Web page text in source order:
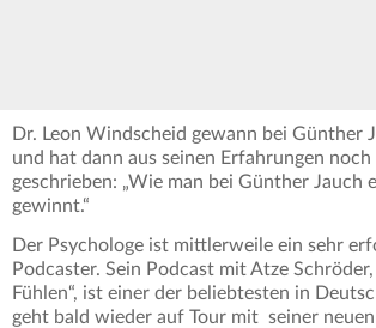
Dr. Leon Windscheid gewann bei Günther
und hat dann aus seinen Erfahrungen
geschrieben: „Wie man bei Günther Jauch
gewinnt.“
Der Psychologe ist mittlerweile ein sehr
Podcaster. Sein Podcast mit Atze
Fühlen“, ist einer der beliebtesten in
geht bald wieder auf Tour mit seiner